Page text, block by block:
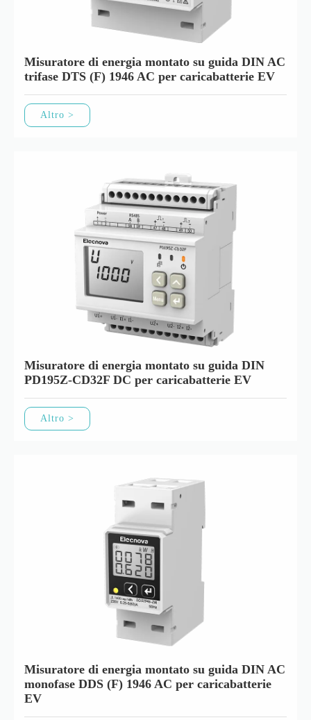
Misuratore di energia montato su guida DIN AC
trifase DTS (F) 1946 AC per caricabatterie EV
Altro >
Misuratore di energia montato su guida DIN
PD195Z-CD32F DC per caricabatterie EV
Altro >
Misuratore di energia montato su guida DIN AC
monofase DDS (F) 1946 AC per caricabatterie
EV